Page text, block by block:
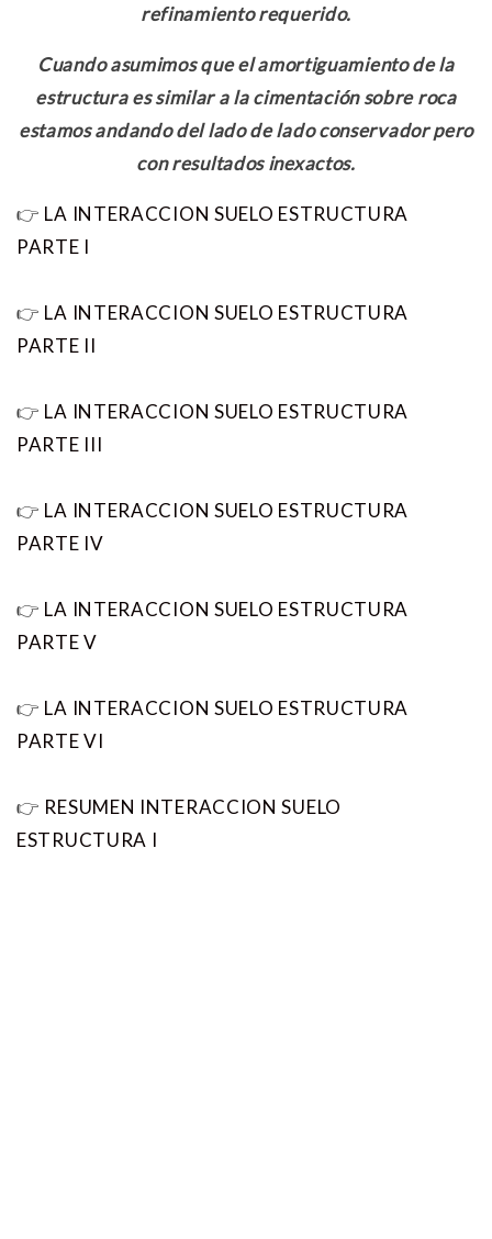
refinamiento requerido.
Cuando asumimos que el amortiguamiento de la
estructura es similar a la cimentación sobre roca
estamos andando del lado de lado conservador pero
con resultados inexactos.
👉 LA INTERACCION SUELO ESTRUCTURA
PARTE I
👉 LA INTERACCION SUELO ESTRUCTURA
PARTE II
👉 LA INTERACCION SUELO ESTRUCTURA
PARTE III
👉 LA INTERACCION SUELO ESTRUCTURA
PARTE IV
👉 LA INTERACCION SUELO ESTRUCTURA
PARTE V
👉 LA INTERACCION SUELO ESTRUCTURA
PARTE VI
👉 RESUMEN INTERACCION SUELO
ESTRUCTURA I